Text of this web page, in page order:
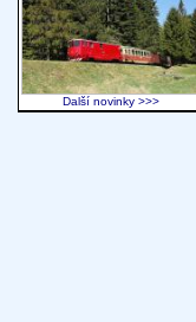
Další novinky >>>